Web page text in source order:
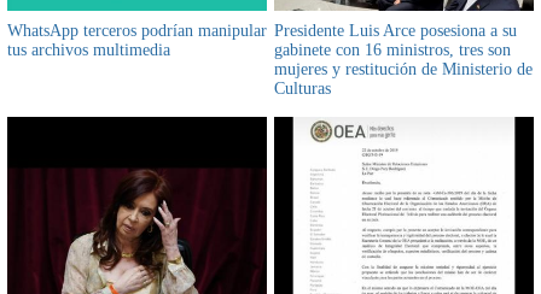
WhatsApp terceros podrían manipular
tus archivos multimedia
Presidente Luis Arce posesiona a su
gabinete con 16 ministros, tres son
mujeres y restitución de Ministerio de
Culturas